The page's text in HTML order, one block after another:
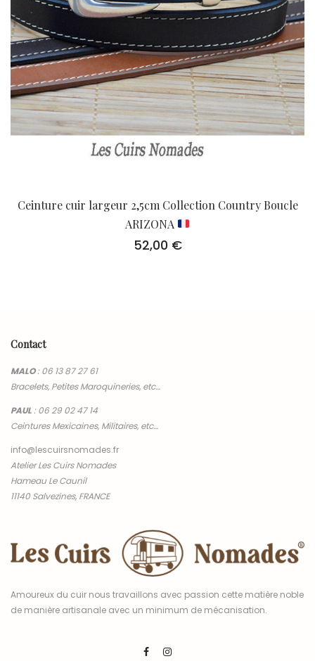
Ceinture cuir largeur 2,5cm Collection Country Boucle
ARIZONA
52,00 €
Contact
MALO:06 13 87 27 61
Bracelets, Petites Maroquineries, etc…
PAUL:06 29 02 47 14
Ceintures Mexicaines, Militaires, etc…
info@lescuirsnomades.fr
Atelier Les Cuirs Nomades
Hameau Le Caunil
11140 Salvezines, FRANCE
Amoureux du cuir nous travaillons avec passion cette matière noble
de manière artisanale avec un minimum de mécanisation.